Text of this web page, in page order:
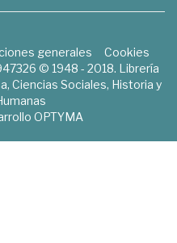
generales
Cookies
© 1948 - 2018. Librería
Ciencias Sociales, Historia y
OPTYMA